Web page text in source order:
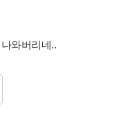
와버리네..